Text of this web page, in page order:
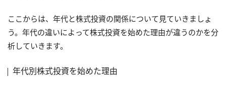
ここからは、年代と株式投資の関係について見ていきましょ
う。年代の違いによって株式投資を始めた理由が違うのかを分
析していきます。
年代別株式投資を始めた理由